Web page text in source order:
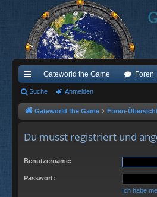
ch
ne
riff
Gateworld the Game Foren
Suche Anmelden
Gateworld the Game Foren-
Du musst registriert und
Benutzername:
Passwort:
Ich habe